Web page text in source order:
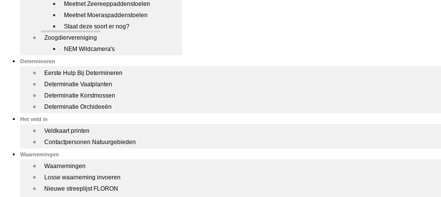
Meetnet Zeereeppaddenstoelen
Meetnet Moeraspaddenstoelen
Staat deze soort er nog?
Zoogdiervereniging
NEM Wildcamera's
Determineren
Eerste Hulp Bij Determineren
Determinatie Vaatplanten
Determinatie Korstmossen
Determinatie Orchideeën
Het veld in
Veldkaart printen
Contactpersonen Natuurgebieden
Waarnemingen
Waarnemingen
Losse waarneming invoeren
Nieuwe streeplijst FLORON